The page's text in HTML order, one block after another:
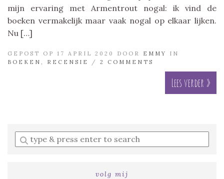
mijn ervaring met Armentrout nogal: ik vind de
boeken vermakelijk maar vaak nogal op elkaar lijken.
Nu […]
GEPOST OP 17 APRIL 2020 DOOR EMMY
IN
BOEKEN
RECENSIE / 2 COMMENTS
Lees verder »
Enter
a
volg mij